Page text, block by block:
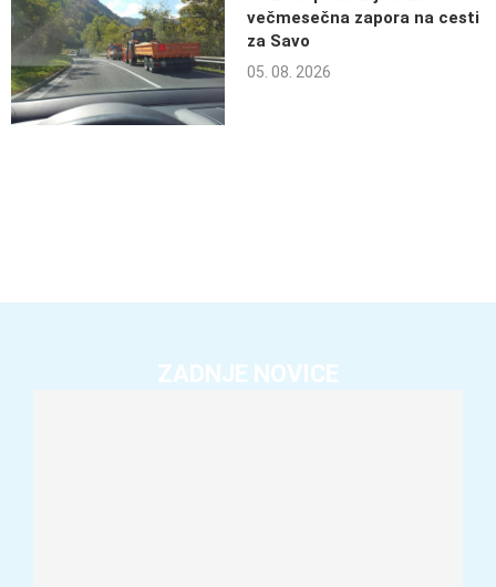
večmesečna zapora na cesti
za Savo
05. 08. 2026
ZADNJE NOVICE